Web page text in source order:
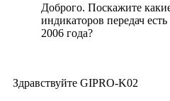
Доброго. Поскажите
индикаторов передач
2006 года?
Здравствуйте GIPRO-K02